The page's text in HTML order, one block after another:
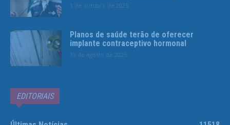
1 de outubro de 2025
Planos de saúde terão de oferecer
implante contraceptivo hormonal
13 de agosto de 2025
EDITORIAIS